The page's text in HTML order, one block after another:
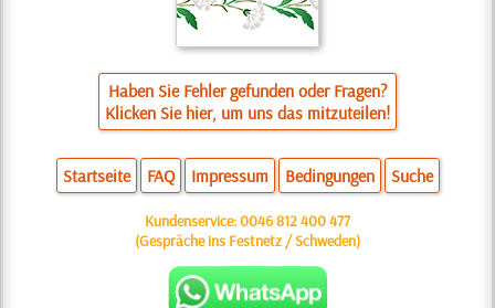
Haben Sie Fehler gefunden oder Fragen?
Klicken Sie hier, um uns das mitzuteilen!
Startseite FAQ Impressum Bedingungen Suche
Kundenservice:0046 812 400 477
(Gespräche ins Festnetz / Schweden)